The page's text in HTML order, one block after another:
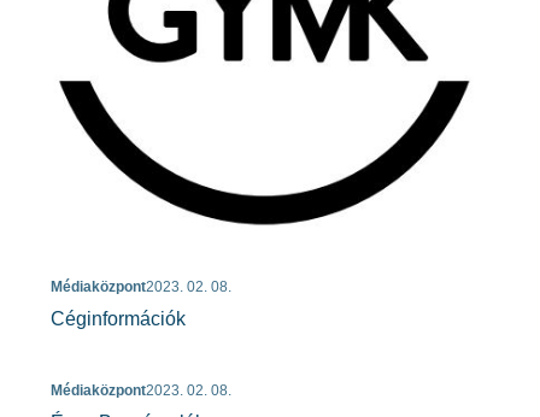
Médiaközpont2023. 02. 08.
Céginformációk
Médiaközpont2023. 02. 08.